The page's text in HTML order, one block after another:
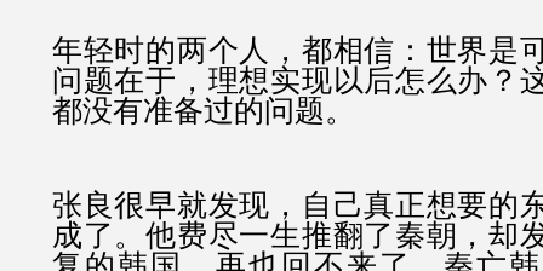
年轻时的两个人，都相信：世界是
问题在于，理想实现以后怎么办？
都没有准备过的问题。
张良很早就发现，自己真正想要的
成了。他费尽一生推翻了秦朝，却